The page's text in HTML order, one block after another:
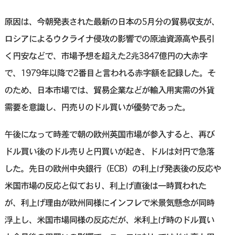
原因は、今朝発表された最新の日本の5月分の貿易収支が、
ロシアによるウクライナ侵攻の影響での原油資源高や長引
く円安などで、市場予想を超えた2兆3847億円の大赤字
で、1979年以降で2番目と言われる赤字額を記録した。そ
のため、日本市場では、貿易企業などが輸入用実需の外貨
需要を意識し、円売りのドル買いが優勢であった。
午後になって時差で朝の欧州英国市場が参入すると、再び
ドル買い後のドル売りと円買いが起き、ドルは対円で急落
した。先日の欧州中央銀行（ECB）の利上げ発表後の反応や
米国市場の反応と似ており、利上げ直後は一時買われた
が、利上げ理由が欧州同様にインフレで米景気懸念が同時
浮上し、米国市場同様の反応だが、米利上げ時のドル買い